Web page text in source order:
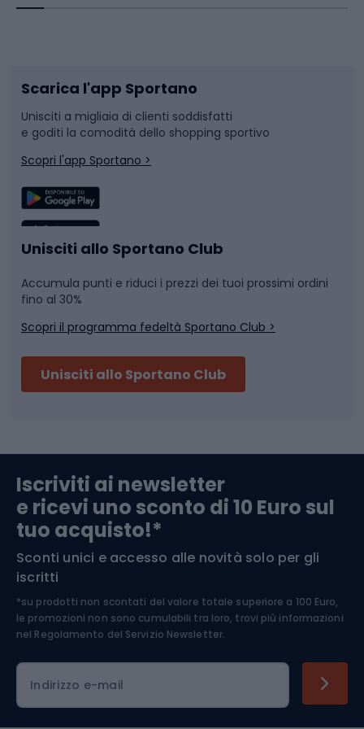
Bushcraft
Corsa
Sport di squadra
Caschi da ciclismo
Skitouring
Abbigliamento da escursionismo
Slitte e slittini
Snowboard
Camminata nordica
Nuoto
Pattinaggio
Componenti per biciclette
Arrampicata
Medicina dello sport
Abbigliamento ciclistico
Scarica l'app Sportano
Unisciti a migliaia di clienti soddisfatti
e goditi la comodità dello shopping sportivo
Scopri l'app Sportano >
Unisciti allo Sportano Club
Accumula punti e riduci i prezzi dei tuoi prossimi ordini
fino al 30%
Scopri il programma fedeltà Sportano Club >
Unisciti allo Sportano Club
Iscriviti ai newsletter
e ricevi uno sconto di 10 Euro sul
tuo acquisto!*
Sconti unici e accesso alle novità solo per gli
iscritti
*su prodotti non scontati del valore totale superiore a 100 Euro,
le promozioni non sono cumulabili tra loro, trovi più informazioni
nel Regolamento del Servizio Newsletter.
Indirizzo e-mail